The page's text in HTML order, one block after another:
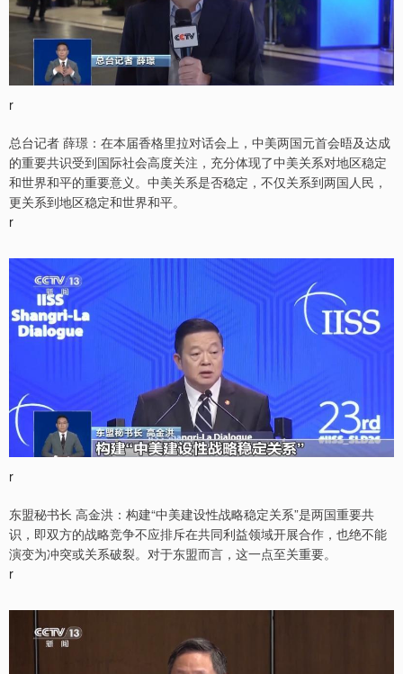
r
总台记者 薛璟：在本届香格里拉对话会上，中美两国元首会晤及达成
的重要共识受到国际社会高度关注，充分体现了中美关系对地区稳定
和世界和平的重要意义。中美关系是否稳定，不仅关系到两国人民，
更关系到地区稳定和世界和平。
r
r
东盟秘书长 高金洪：构建“中美建设性战略稳定关系”是两国重要共
识，即双方的战略竞争不应排斥在共同利益领域开展合作，也绝不能
演变为冲突或关系破裂。对于东盟而言，这一点至关重要。
r